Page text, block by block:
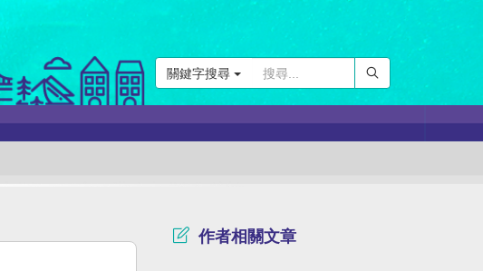
關鍵字搜尋
作者相關文章